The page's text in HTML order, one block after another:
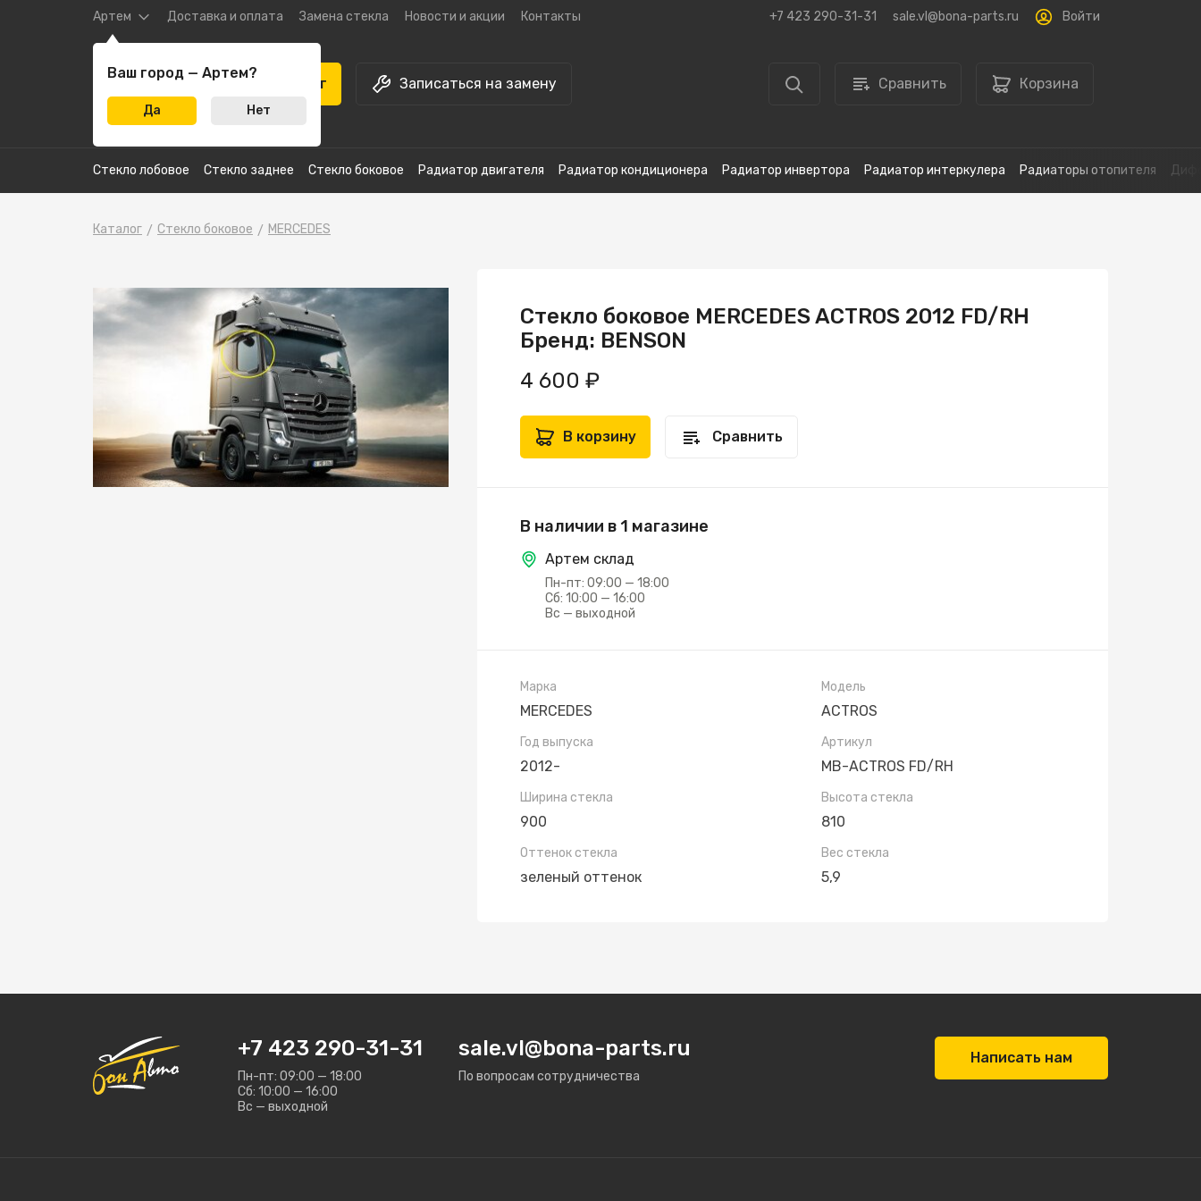
Артем Доставка и оплата Замена стекла Новости и акции Контакты +7 423 290-31-31 sale.vl@bona-parts.ru Войти
Каталог Записаться на замену Сравнить Корзина
Ваш город — Артем?
Да Нет
Стекло лобовое Стекло заднее Стекло боковое Радиатор двигателя Радиатор кондиционера Радиатор инвертора Радиатор интеркулера Радиаторы отопителя
Каталог Стекло боковое MERCEDES
Стекло боковое MERCEDES ACTROS 2012 FD/RH
Бренд: BENSON
4 600 ₽
В корзину Сравнить
В наличии в 1 магазине
Артем склад
Пн-пт: 09:00 — 18:00
Сб: 10:00 — 16:00
Вс — выходной
Марка
MERCEDES
Модель
ACTROS
Год выпуска
2012-
Артикул
MB-ACTROS FD/RH
Ширина стекла
900
Высота стекла
810
Оттенок стекла
зеленый оттенок
Вес стекла
5,9
+7 423 290-31-31
Пн-пт: 09:00 — 18:00
Сб: 10:00 — 16:00
Вс — выходной
sale.vl@bona-parts.ru
По вопросам сотрудничества
Написать нам